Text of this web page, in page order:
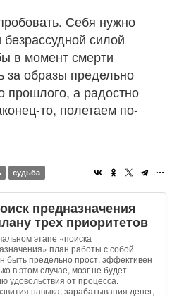
Себя нужно
безрассудной силой
в момент смерти
за образы предельно
прошлого, а радостно
то, полетаем по-
судьба
предназначения
трех приоритетов
этапе «поиска
план работы с собой
быть предельно прост, эффективен
в этом случае, мозг не будет
удовольствия от процесса.
навыка, зарабатывания денег,